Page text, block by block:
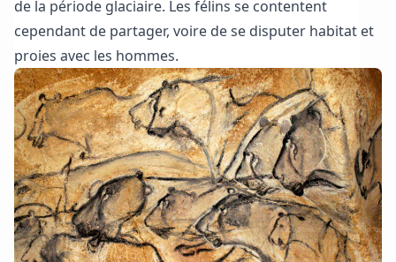
de la période glaciaire. Les félins se contentent
cependant de partager, voire de se disputer habitat et
proies avec les hommes.